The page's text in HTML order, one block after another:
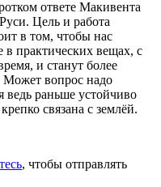
ответе Макивента
Цель и работа
в том, чтобы нас
в практических вещах, с
и станут более
вопрос надо
ведь раньше устойчиво
связана с землёй.
, чтобы отправлять